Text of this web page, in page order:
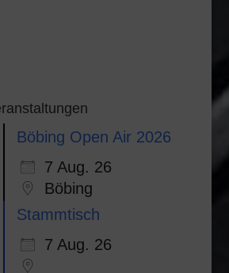
Böbing Open Air 2026
7 Aug. 26
Böbing
Stammtisch
7 Aug. 26